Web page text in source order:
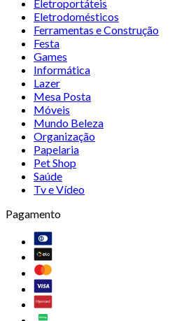
Eletroportáteis
Eletrodomésticos
Ferramentas e Construção
Festa
Games
Informática
Lazer
Mesa Posta
Móveis
Mundo Beleza
Organização
Papelaria
Pet Shop
Saúde
Tv e Vídeo
Pagamento